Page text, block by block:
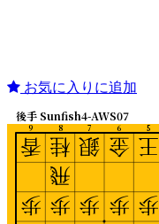
お気に入りに追加
5
6
7
8
9
後手 Sunfish4-AWS07
王
歩
金
歩
銀
歩
桂
飛
歩
香
歩